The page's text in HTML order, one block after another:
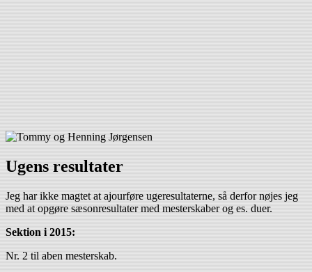
Ugens resultater
Jeg har ikke magtet at ajourføre ugeresultaterne, så derfor nøjes jeg
med at opgøre sæsonresultater med mesterskaber og es. duer.
Sektion i 2015:
Nr. 2 til aben mesterskab.